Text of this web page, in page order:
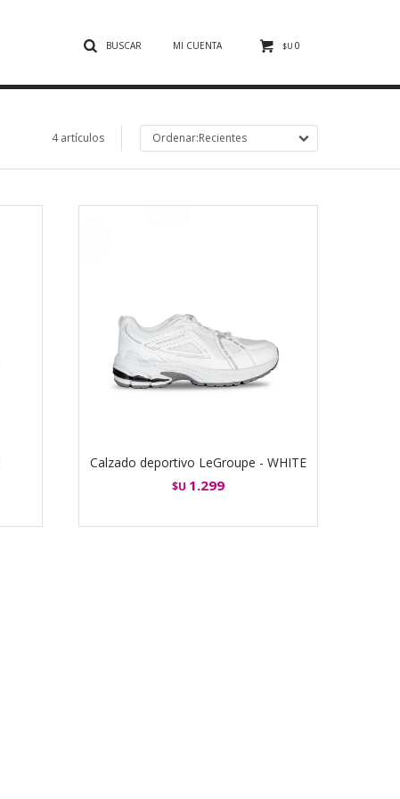
$U 0
4 artículos Recientes
Calzado deportivo LeGroupe - WHITE
$U 1.299